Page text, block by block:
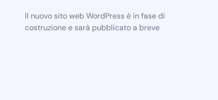
Il nuovo sito web WordPress è in fase di
costruzione e sarà pubblicato a breve